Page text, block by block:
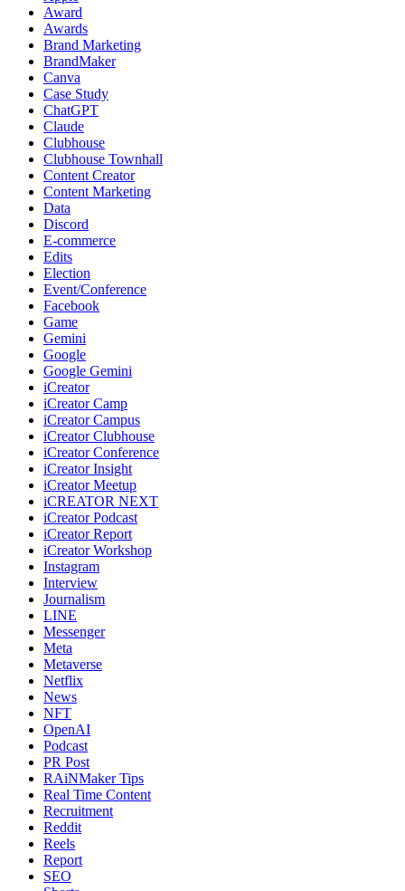
Award
Awards
Brand Marketing
BrandMaker
Canva
Case Study
ChatGPT
Claude
Clubhouse
Clubhouse Townhall
Content Creator
Content Marketing
Data
Discord
E-commerce
Edits
Election
Event/Conference
Facebook
Game
Gemini
Google
Google Gemini
iCreator
iCreator Camp
iCreator Campus
iCreator Clubhouse
iCreator Conference
iCreator Insight
iCreator Meetup
iCREATOR NEXT
iCreator Podcast
iCreator Report
iCreator Workshop
Instagram
Interview
Journalism
LINE
Messenger
Meta
Metaverse
Netflix
News
NFT
OpenAI
Podcast
PR Post
RAiNMaker Tips
Real Time Content
Recruitment
Reddit
Reels
Report
SEO